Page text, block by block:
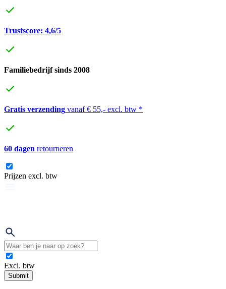
Trustscore: 4,6/5
Familiebedrijf sinds 2008
Gratis verzending vanaf € 55,- excl. btw *
60 dagen retourneren
Prijzen excl. btw
Excl. btw
Submit